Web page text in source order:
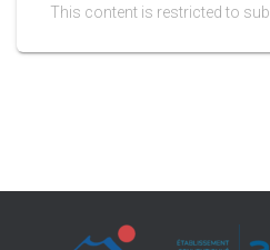
This content is restricted to